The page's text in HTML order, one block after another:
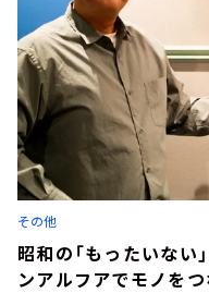
その他
昭和の「もったいない
ンアルフアでモノを